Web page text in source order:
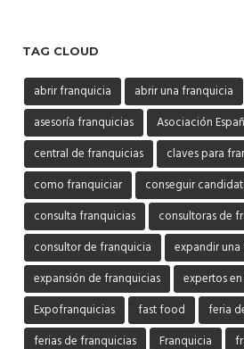
TAG CLOUD
abrir franquicia abrir una franquicia
asesoría franquicias
Asociación
central de franquicias
claves para
como franquiciar
conseguir
consulta franquicias
consultoras de
consultor de franquicia
expandir
expansión de franquicias
expertos
Expofranquicias
fast food
feria
ferias de franquicias
Franquicia